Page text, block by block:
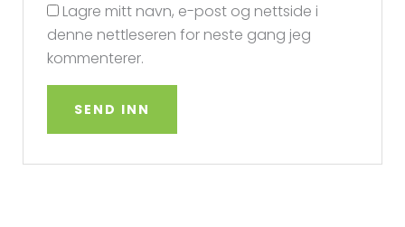
Lagre mitt navn, e-post og nettside i
denne nettleseren for neste gang jeg
kommenterer.